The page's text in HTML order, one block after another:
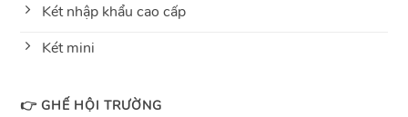
Két nhập khẩu cao cấp
Két mini
👉 GHẾ HỘI TRƯỜNG